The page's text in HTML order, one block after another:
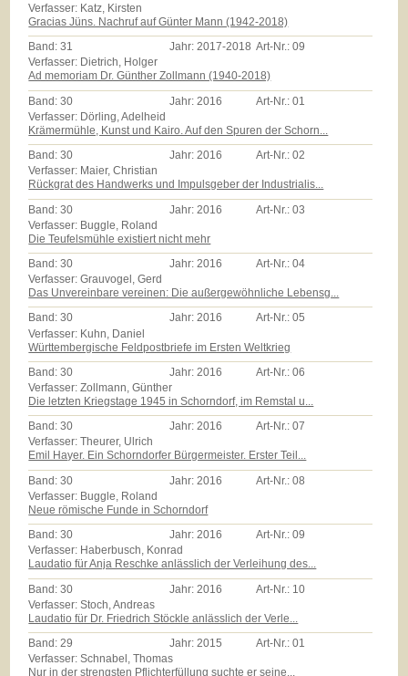
Verfasser: Katz, Kirsten
Gracias Jüns. Nachruf auf Günter Mann (1942-2018)
Band:31 Jahr:2017-2018 Art-Nr.:09
Verfasser: Dietrich, Holger
Ad memoriam Dr. Günther Zollmann (1940-2018)
Band:30 Jahr: 2016 Art-Nr.:01
Verfasser: Dörling, Adelheid
Krämermühle, Kunst und Kairo. Auf den Spuren der Schorn...
Band:30 Jahr:2016 Art-Nr.:02
Verfasser: Maier, Christian
Rückgrat des Handwerks und Impulsgeber der Industrialis...
Band:30 Jahr: 2016 Art-Nr.:03
Verfasser: Buggle, Roland
Die Teufelsmühle existiert nicht mehr
Band:30 Jahr:2016 Art-Nr.:04
Verfasser: Grauvogel, Gerd
Das Unvereinbare vereinen: Die außergewöhnliche Lebensg...
Band:30 Jahr:2016 Art-Nr.:05
Verfasser: Kuhn, Daniel
Württembergische Feldpostbriefe im Ersten Weltkrieg
Band:30 Jahr:2016 Art-Nr.:06
Verfasser: Zollmann, Günther
Die letzten Kriegstage 1945 in Schorndorf, im Remstal u...
Band:30 Jahr:2016 Art-Nr.:07
Verfasser: Theurer, Ulrich
Emil Hayer. Ein Schorndorfer Bürgermeister. Erster Teil...
Band:30 Jahr: 2016 Art-Nr.:08
Verfasser: Buggle, Roland
Neue römische Funde in Schorndorf
Band:30 Jahr:2016 Art-Nr.:09
Verfasser: Haberbusch, Konrad
Laudatio für Anja Reschke anlässlich der Verleihung des...
Band:30 Jahr: 2016 Art-Nr.: 10
Verfasser: Stoch, Andreas
Laudatio für Dr. Friedrich Stöckle anlässlich der Verle...
Band:29 Jahr:2015 Art-Nr.:01
Verfasser: Schnabel, Thomas
Nur in der strengsten Pflichterfüllung suchte er seine...